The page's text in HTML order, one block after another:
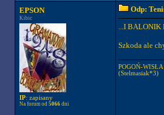
EPSON
Kibic
IP: zapisany
Na forum od 5066dni
Odp:
...I BALONIK
Szkoda ale
POGOŃ-WISŁA
(Stelmasiak*3)